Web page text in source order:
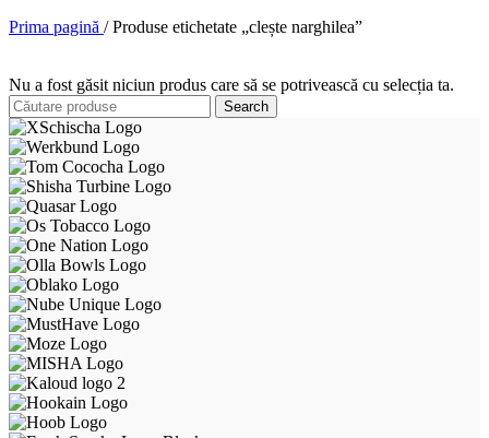
Prima pagină / Produse etichetate „clește narghilea”
Nu a fost găsit niciun produs care să se potrivească cu selecția ta.
Search